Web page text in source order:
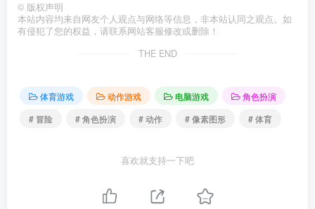
© 版权声明
本站内容均来自网友个人观点与网络等信息，非本站认同之观点。如
有侵犯了您的权益，请联系网站客服修改或删除！
THE END
体育游戏 动作游戏 电脑游戏
角色扮演
# 冒险
# 角色扮演 # 动作 # 像素图形 # 体育
喜欢就支持一下吧